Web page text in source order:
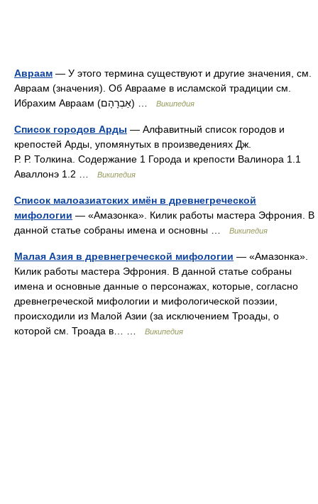
Авраам — У этого термина существуют и другие значения, см.
Авраам (значения). Об Аврааме в исламской традиции см.
Ибрахим Авраам (אַבְרָהָם) …
Википедия
Список городов Арды — Алфавитный список городов и
крепостей Арды, упомянутых в произведениях Дж.
Р. Р. Толкина. Содержание 1 Города и крепости Валинора 1.1
Аваллонэ 1.2 …
Википедия
Список малоазиатских имён в древнегреческой
мифологии — «Амазонка». Килик работы мастера Эфрония. В
данной статье собраны имена и основны …
Википедия
Малая Азия в древнегреческой мифологии — «Амазонка».
Килик работы мастера Эфрония. В данной статье собраны
имена и основные данные о персонажах, которые, согласно
древнегреческой мифологии и мифологической поэзии,
происходили из Малой Азии (за исключением Троады, о
которой см. Троада в… …
Википедия